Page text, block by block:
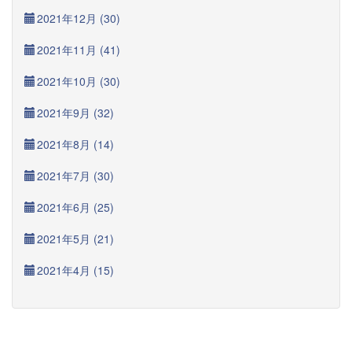
2021年12月 (30)
2021年11月 (41)
2021年10月 (30)
2021年9月 (32)
2021年8月 (14)
2021年7月 (30)
2021年6月 (25)
2021年5月 (21)
2021年4月 (15)